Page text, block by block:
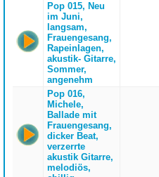
Pop 015, Neu
im Juni,
langsam,
Frauengesang,
Rapeinlagen,
akustik- Gitarre,
Sommer,
angenehm
Pop 016,
Michele,
Ballade mit
Frauengesang,
dicker Beat,
verzerrte
akustik Gitarre,
melodiös,